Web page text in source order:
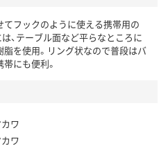
フックのように使える携帯用の
、テーブル面など平らなところに
を使用。リング状なので普段はバ
にも便利。
カワ
カワ